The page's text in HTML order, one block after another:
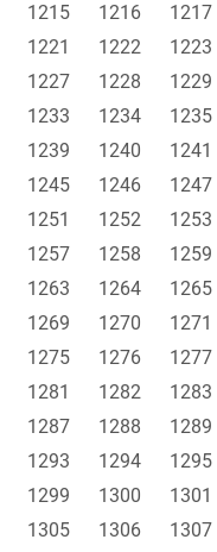
1215 1216 1217
1221 1222 1223
1227 1228 1229
1233 1234 1235
1239 1240 1241
1245 1246 1247
1251 1252 1253
1257 1258 1259
1263 1264 1265
1269 1270 1271
1275 1276 1277
1281 1282 1283
1287 1288 1289
1293 1294 1295
1299 1300 1301
1305 1306 1307